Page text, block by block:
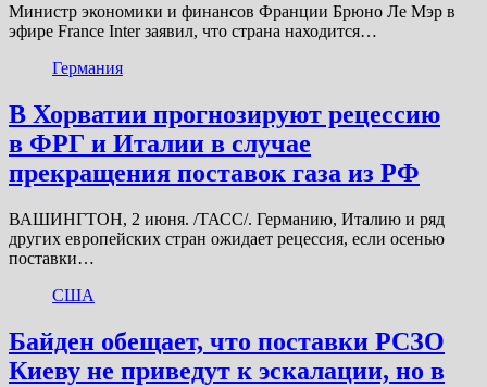
Министр экономики и финансов Франции Брюно Ле Мэр в
эфире France Inter заявил, что страна находится…
Германия
В Хорватии прогнозируют рецессию
в ФРГ и Италии в случае
прекращения поставок газа из РФ
ВАШИНГТОН, 2 июня. /ТАСС/. Германию, Италию и ряд
других европейских стран ожидает рецессия, если осенью
поставки…
США
Байден обещает, что поставки РСЗО
Киеву не приведут к эскалации, но в